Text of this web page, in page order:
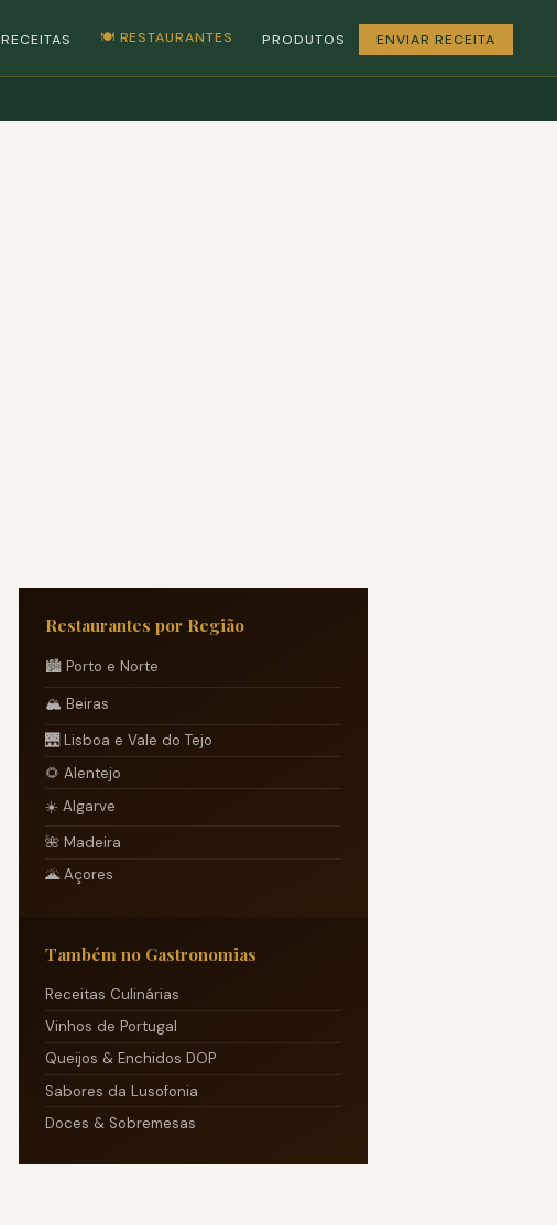
RECEITAS 🍽️ RESTAURANTES PRODUTOS ENVIAR RECEITA
Restaurantes por Região
🏙️ Porto e Norte
🏔️ Beiras
🌉 Lisboa e Vale do Tejo
🌻 Alentejo
☀️ Algarve
🌺 Madeira
🌋 Açores
Também no Gastronomias
Receitas Culinárias
Vinhos de Portugal
Queijos & Enchidos DOP
Sabores da Lusofonia
Doces & Sobremesas